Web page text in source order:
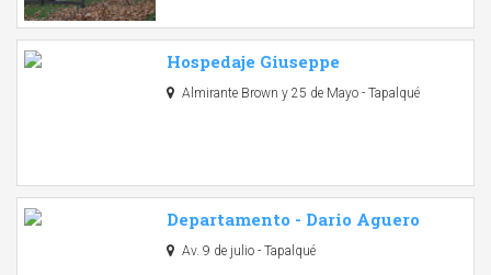
Hospedaje Giuseppe
Almirante Brown y 25 de Mayo - Tapalqué
Departamento - Dario Aguero
Av. 9 de julio - Tapalqué